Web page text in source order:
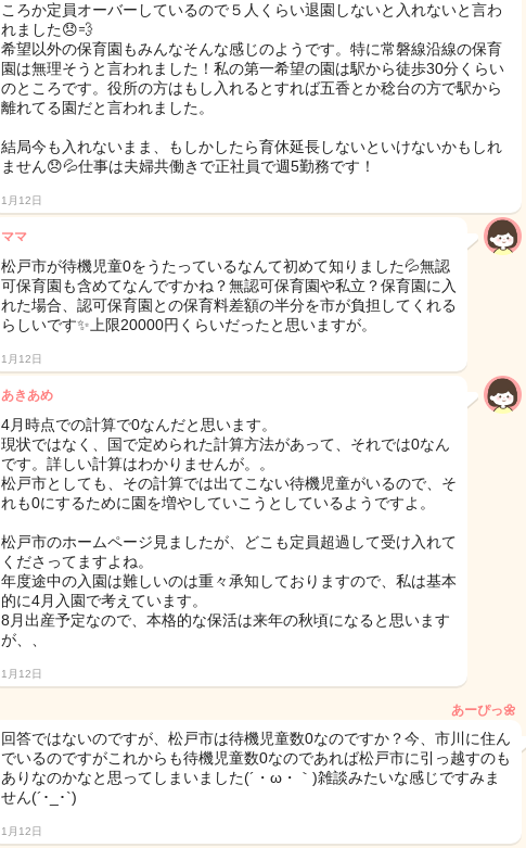
ころか定員オーバーしているので５人くらい退園しないと入れないと言わ
れました😞💨
希望以外の保育園もみんなそんな感じのようです。特に常磐線沿線の保育
園は無理そうと言われました！私の第一希望の園は駅から徒歩30分くらい
のところです。役所の方はもし入れるとすれば五香とか稔台の方で駅から
離れてる園だと言われました。
結局今も入れないまま、もしかしたら育休延長しないといけないかもしれ
ません😞💦仕事は夫婦共働きで正社員で週5勤務です！
1月12日
ママ
松戸市が待機児童0をうたっているなんて初めて知りました💦無認
可保育園も含めてなんですかね？無認可保育園や私立？保育園に入
れた場合、認可保育園との保育料差額の半分を市が負担してくれる
らしいです✨上限20000円くらいだったと思いますが。
1月12日
あきあめ
4月時点での計算で0なんだと思います。
現状ではなく、国で定められた計算方法があって、それでは0なん
です。詳しい計算はわかりませんが。。
松戸市としても、その計算では出てこない待機児童がいるので、そ
れも0にするために園を増やしていこうとしているようですよ。
松戸市のホームページ見ましたが、どこも定員超過して受け入れて
くださってますよね。
年度途中の入園は難しいのは重々承知しておりますので、私は基本
的に4月入園で考えています。
8月出産予定なので、本格的な保活は来年の秋頃になると思います
が、、
1月12日
あーぴっ🌼
回答ではないのですが、松戸市は待機児童数0なのですか？今、市川に住ん
でいるのですがこれからも待機児童数0なのであれば松戸市に引っ越すのも
ありなのかなと思ってしまいました(´・ω・｀)雑談みたいな感じですみま
せん(´･_･`)
1月12日